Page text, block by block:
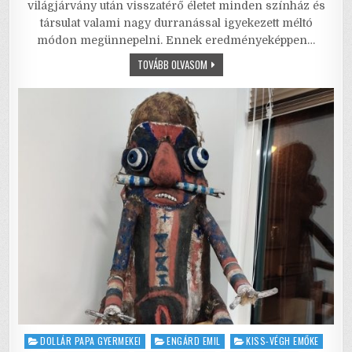
e
b
k
te
r
l
l
s
A
p
e
világjárvány után visszatérő életet minden színház és
társulat valami nagy durranással igyekezett méltó
módon megünnepelni. Ennek eredményeképpen…
TOVÁBB OLVASOMKABARÉ
–
ÉRTELEMBEN
Posted
DOLLÁR PAPA GYERMEKEI ENGÁRD EMIL
KISS-VÉGH EMŐKE